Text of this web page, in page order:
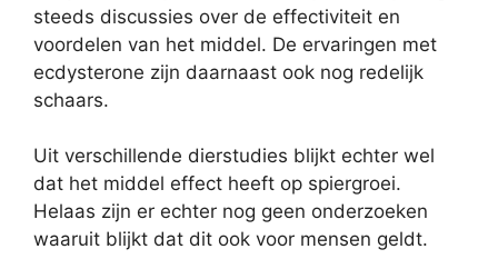
steeds discussies over de effectiviteit en
voordelen van het middel. De ervaringen met
ecdysterone zijn daarnaast ook nog redelijk
schaars.
Uit verschillende dierstudies blijkt echter wel
dat het middel effect heeft op spiergroei.
Helaas zijn er echter nog geen onderzoeken
waaruit blijkt dat dit ook voor mensen geldt.